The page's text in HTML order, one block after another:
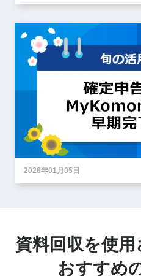
2026年01月05日
資料回収を使
おすすめ